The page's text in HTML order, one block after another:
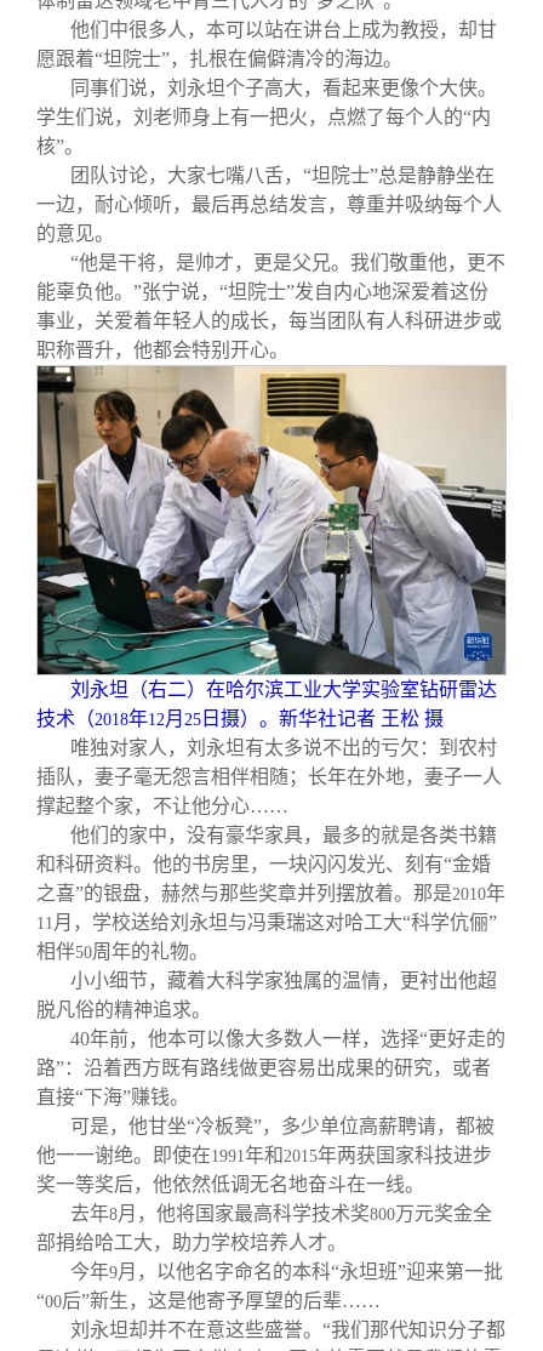
他们中很多人，本可以站在讲台上成为教授，却甘
愿跟着“坦院士”，扎根在偏僻清冷的海边。
同事们说，刘永坦个子高大，看起来更像个大侠。
学生们说，刘老师身上有一把火，点燃了每个人的“内
核”。
团队讨论，大家七嘴八舌，“坦院士”总是静静坐在
一边，耐心倾听，最后再总结发言，尊重并吸纳每个人
的意见。
“他是干将，是帅才，更是父兄。我们敬重他，更不
能辜负他。”张宁说，“坦院士”发自内心地深爱着这份
事业，关爱着年轻人的成长，每当团队有人科研进步或
职称晋升，他都会特别开心。
刘永坦（右二）在哈尔滨工业大学实验室钻研雷达
技术（2018年12月 25 日摄）。新华社记者 王松 摄
唯独对家人，刘永坦有太多说不出的亏欠：到农村
插队，妻子毫无怨言相伴相随；长年在外地，妻子一人
撑起整个家，不让他分心……
他们的家中，没有豪华家具，最多的就是各类书籍
和科研资料。他的书房里，一块闪闪发光、刻有“金婚
之喜”的银盘，赫然与那些奖章并列摆放着。那是2010年
11 月，学校送给刘永坦与冯秉瑞这对哈工大“科学伉俪”
相伴50周年的礼物。
小小细节，藏着大科学家独属的温情，更衬出他超
脱凡俗的精神追求。
40年前，他本可以像大多数人一样，选择“更好走的
路”：沿着西方既有路线做更容易出成果的研究，或者
直接“下海”赚钱。
可是，他甘坐“冷板凳”，多少单位高薪聘请，都被
他一一谢绝。即使在1991年和2015年两获国家科技进步
奖一等奖后，他依然低调无名地奋斗在一线。
去年8月，他将国家最高科学技术奖800万元奖金全
部捐给哈工大，助力学校培养人才。
今年9月，以他名字命名的本科“永坦班”迎来第一批
“00后”新生，这是他寄予厚望的后辈……
刘永坦却并不在意这些盛誉。“我们那代知识分子都